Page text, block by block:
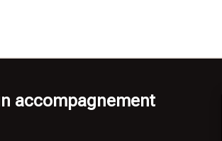
accompagnement